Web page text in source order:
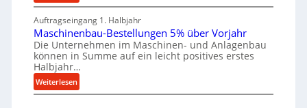
i
l
e
n
n
z
e
h
e
W
s
M
a
t
e
r
i
a
l
Auftragseingang 1. Halbjahr
Maschinenbau-Bestellungen 5% über Vorjahr
Die Unternehmen im Maschinen- und Anlagenbau
können in Summe auf ein leicht positives erstes
Halbjahr…
Weiterlesen:
M